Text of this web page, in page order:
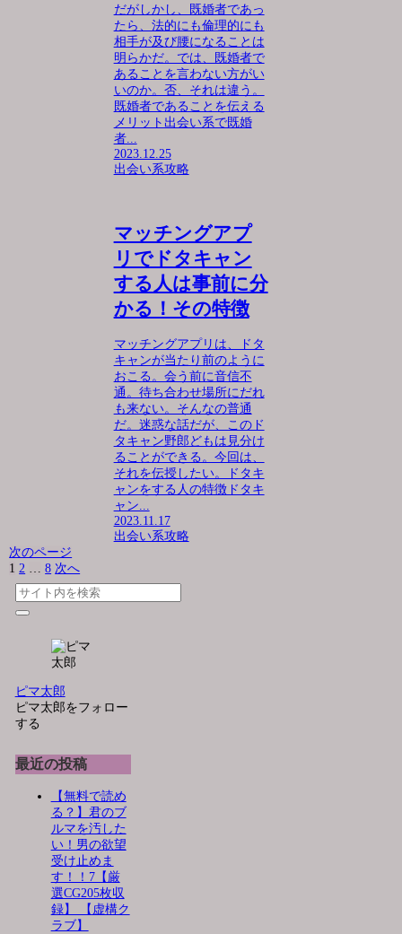
だがしかし、既婚者であっ
たら、法的にも倫理的にも
相手が及び腰になることは
明らかだ。では、既婚者で
あることを言わない方がい
いのか。否、それは違う。
既婚者であることを伝える
メリット出会い系で既婚
者...
2023.12.25
出会い系攻略
マッチングアプ
リでドタキャン
する人は事前に分
かる！その特徴
マッチングアプリは、ドタ
キャンが当たり前のように
おこる。会う前に音信不
通。待ち合わせ場所にだれ
も来ない。そんなの普通
だ。迷惑な話だが、このド
タキャン野郎どもは見分け
ることができる。今回は、
それを伝授したい。ドタキ
ャンをする人の特徴ドタキ
ャン...
2023.11.17
出会い系攻略
次のページ
1 2 … 8 次へ
ピマ太郎
ピマ太郎をフォロー
する
最近の投稿
【無料で読め
る？】君のブ
ルマを汚した
い！男の欲望
受け止めま
す！！7【厳
選CG205枚収
録】 【虚構ク
ラブ】